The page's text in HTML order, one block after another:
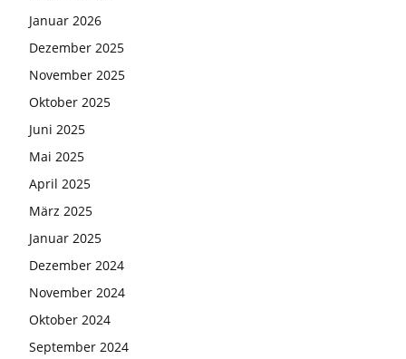
Januar 2026
Dezember 2025
November 2025
Oktober 2025
Juni 2025
Mai 2025
April 2025
März 2025
Januar 2025
Dezember 2024
November 2024
Oktober 2024
September 2024